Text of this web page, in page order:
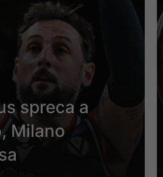
spreca a
Milano